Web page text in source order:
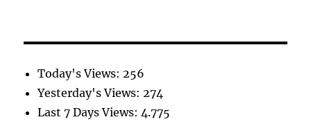
Today's Views:256
Yesterday's Views:274
Last 7 Days Views:4.775